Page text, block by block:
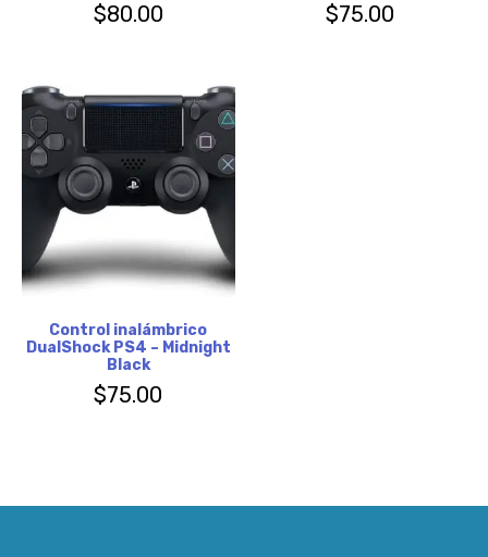
$80.00 $75.00
Control inalámbrico
DualShock PS4 – Midnight
Black
$75.00